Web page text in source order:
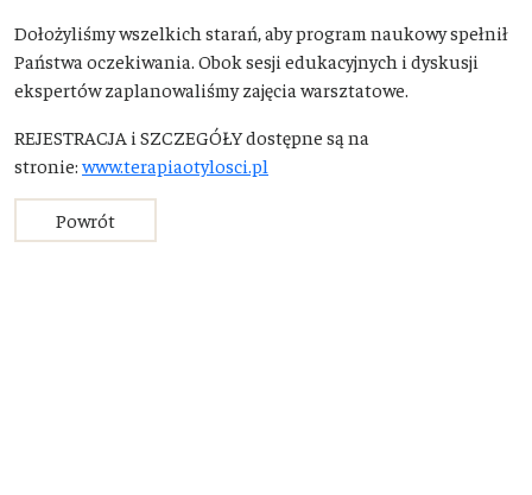
Dołożyliśmy wszelkich starań, aby program naukowy spełnił
Państwa oczekiwania. Obok sesji edukacyjnych i dyskusji
ekspertów zaplanowaliśmy zajęcia warsztatowe.
REJESTRACJA i SZCZEGÓŁY dostępne są na
stronie: www.terapiaotylosci.pl
Powrót